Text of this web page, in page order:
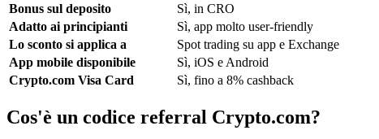
Bonus sul deposito
Sì, in CRO
Adatto ai principianti
Sì, app molto user-friendly
Lo sconto si applica a
Spot trading su app e Exchange
App mobile disponibile
Sì, iOS e Android
Crypto.com Visa Card
Sì, fino a 8% cashback
Cos'è un codice referral Crypto.com?